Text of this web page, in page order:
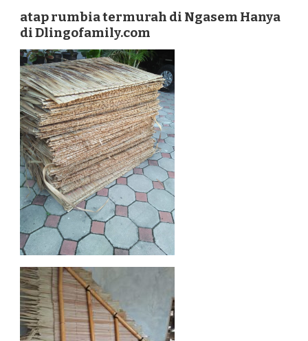
TERMURAH
atap rumbia termurah di Ngasem Hanya
di Dlingofamily.com